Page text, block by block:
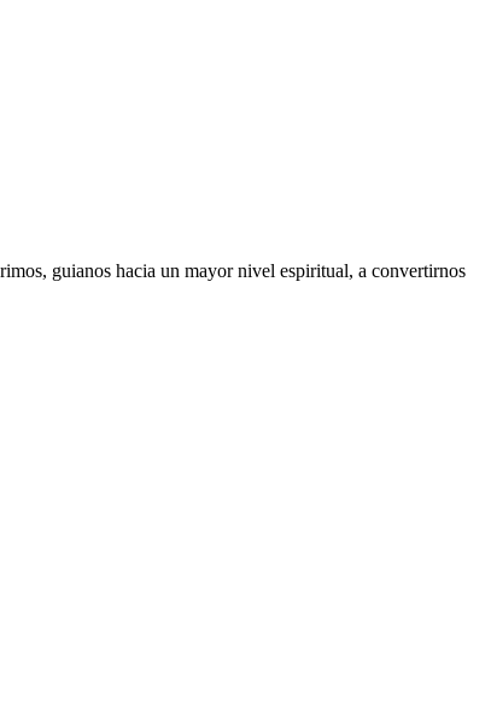
guianos hacia un mayor nivel espiritual, a convertirnos